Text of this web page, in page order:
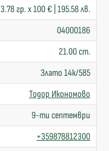
3.78 гр. x 100 € | 195.58 лв.
04000186
21.00 cm.
Злато 14к/585
Тодор Икономово
9-ти септември
+359878812300